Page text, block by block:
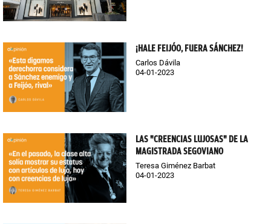
¡HALE FEIJÓO, FUERA SÁNCHEZ!
Carlos Dávila
04-01-2023
LAS "CREENCIAS LUJOSAS" DE LA
MAGISTRADA SEGOVIANO
Teresa Giménez Barbat
04-01-2023